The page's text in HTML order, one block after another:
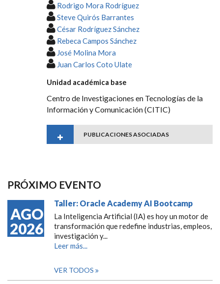
Rodrigo Mora Rodríguez
Steve Quirós Barrantes
César Rodríguez Sánchez
Rebeca Campos Sánchez
José Molina Mora
Juan Carlos Coto Ulate
Unidad académica base
Centro de Investigaciones en Tecnologías de la
Información y Comunicación (CITIC)
PUBLICACIONES ASOCIADAS
PRÓXIMO EVENTO
AGO
2026
Taller: Oracle Academy AI Bootcamp
La Inteligencia Artificial (IA) es hoy un motor de
transformación que redefine industrias, empleos,
investigación y...
Leer más...
VER TODOS